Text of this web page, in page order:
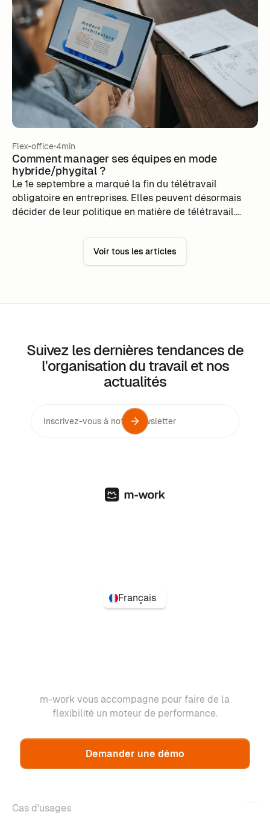
Flex-office 4min
Comment manager ses équipes en mode
hybride/phygital ?
Le 1e septembre a marqué la fin du télétravail
obligatoire en entreprises. Elles peuvent désormais
décider de leur politique en matière de télétravail.
en matière de télétravail et sur la prise en charge des
frais liés au télétravail. Dans le dernier article de notre
Voir tous les articles
Suivez les dernières tendances de
l'organisation du travail et nos
actualités
Français
m-work vous accompagne pour faire de la
flexibilité un moteur de performance.
Demander une démo
Cas d'usages